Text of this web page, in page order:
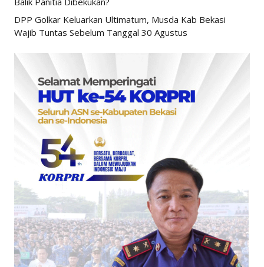
DPP Golkar Keluarkan Ultimatum, Musda Kab Bekasi
Wajib Tuntas Sebelum Tanggal 30 Agustus